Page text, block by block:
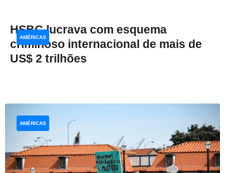
HSBC lucrava com esquema
criminoso internacional de mais de
US$ 2 trilhões
AMÉRICAS
AMÉRICAS